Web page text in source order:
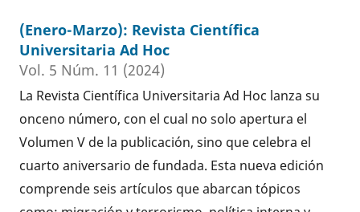
(Enero-Marzo): Revista Científica
Universitaria Ad Hoc
Vol. 5 Núm. 11 (2024)
La Revista Científica Universitaria Ad Hoc lanza su
onceno número, con el cual no solo apertura el
Volumen V de la publicación, sino que celebra el
cuarto aniversario de fundada. Esta nueva edición
comprende seis artículos que abarcan tópicos